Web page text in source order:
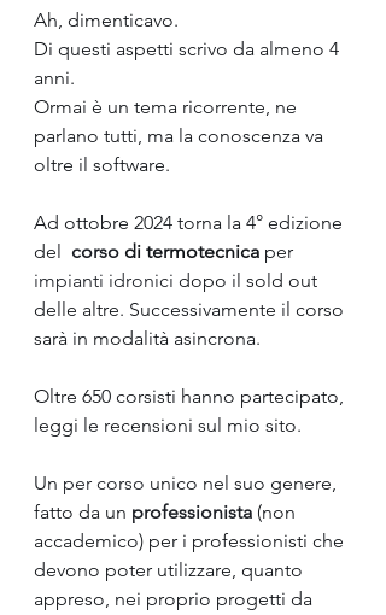
Ah, dimenticavo.
Di questi aspetti scrivo da almeno 4
anni.
Ormai è un tema ricorrente, ne
parlano tutti, ma la conoscenza va
oltre il software.
Ad ottobre 2024 torna la 4° edizione
del corso di termotecnica per
impianti idronici dopo il sold out
delle altre. Successivamente il corso
sarà in modalità asincrona.
Oltre 650 corsisti hanno partecipato,
leggi le recensioni sul mio sito.
Un per corso unico nel suo genere,
fatto da un professionista (non
accademico) per i professionisti che
devono poter utilizzare, quanto
appreso, nei proprio progetti da